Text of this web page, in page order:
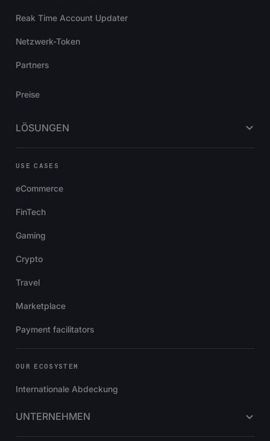
Reak Time Account Updater
Netzwerk-Token
Partners
Preise
LÖSUNGEN
USE CASES
eCommerce
FinTech
Gaming
Crypto
Travel
Marketplace
Payment facilitators
OUR ECOSYSTEM
Internationale Abdeckung
UNTERNEHMEN